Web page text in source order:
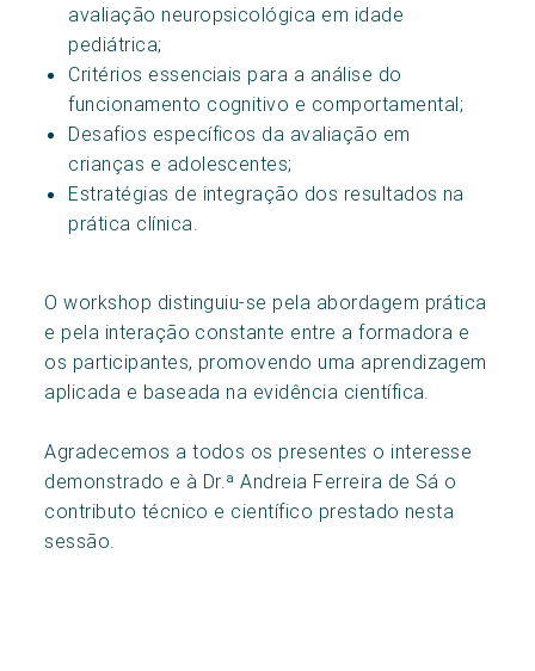
avaliação neuropsicológica em idade
pediátrica;
Critérios essenciais para a análise do
funcionamento cognitivo e comportamental;
Desafios específicos da avaliação em
crianças e adolescentes;
Estratégias de integração dos resultados na
prática clínica.
O workshop distinguiu-se pela abordagem prática
e pela interação constante entre a formadora e
os participantes, promovendo uma aprendizagem
aplicada e baseada na evidência científica.
Agradecemos a todos os presentes o interesse
demonstrado e à Dr.ª Andreia Ferreira de Sá o
contributo técnico e científico prestado nesta
sessão.